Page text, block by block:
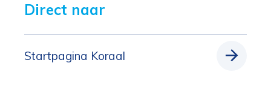
Direct naar
Startpagina Koraal